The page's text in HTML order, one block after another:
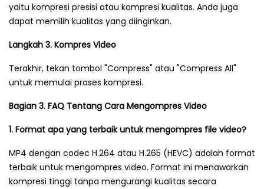
yaitu kompresi presisi atau kompresi kualitas. Anda juga
dapat memilih kualitas yang diinginkan.
Langkah 3. Kompres Video
Terakhir, tekan tombol "Compress" atau "Compress All"
untuk memulai proses kompresi.
Bagian 3. FAQ Tentang Cara Mengompres Video
1. Format apa yang terbaik untuk mengompres file video?
MP4 dengan codec H.264 atau H.265 (HEVC) adalah format
terbaik untuk mengompres video. Format ini menawarkan
kompresi tinggi tanpa mengurangi kualitas secara